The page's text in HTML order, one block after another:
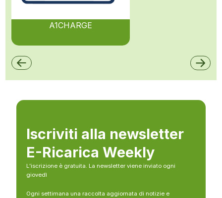
A1CHARGE
Iscriviti alla newsletter
E-Ricarica Weekly
L’iscrizione è gratuita. La newsletter viene inviato ogni
giovedì
Ogni settimana una raccolta aggiornata di notizie e